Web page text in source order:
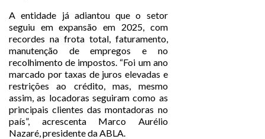
A entidade já adiantou que o setor
seguiu em expansão em 2025, com
recordes na frota total, faturamento,
manutenção de empregos e no
recolhimento de impostos. “Foi um ano
marcado por taxas de juros elevadas e
restrições ao crédito, mas, mesmo
assim, as locadoras seguiram como as
principais clientes das montadoras no
país”, acrescenta Marco Aurélio
Nazaré, presidente da ABLA.